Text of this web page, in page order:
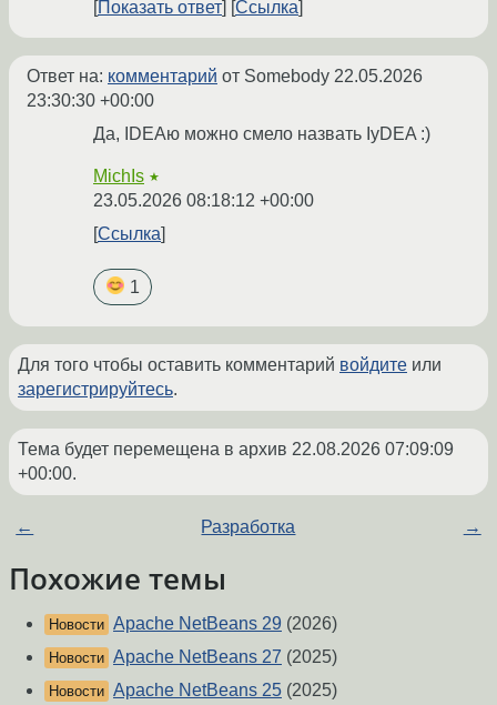
Показать ответ Ссылка
Ответ на: комментарий от Somebody 22.05.2026
23:30:30 +00:00
Да, IDEAю можно смело назвать IуDEA :)
MichIs ★
23.05.2026 08:18:12 +00:00
Ссылка
1
Для того чтобы оставить комментарий войдите или
зарегистрируйтесь.
Тема будет перемещена в архив 22.08.2026 07:09:09
+00:00.
← Разработка →
Похожие темы
Новости Apache NetBeans 29 (2026)
Новости Apache NetBeans 27 (2025)
Новости Apache NetBeans 25 (2025)